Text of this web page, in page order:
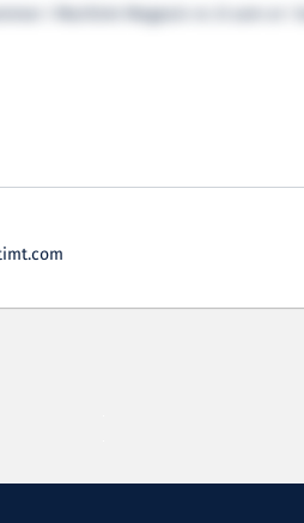
i Maritimt Magasin nr. 8 som er i